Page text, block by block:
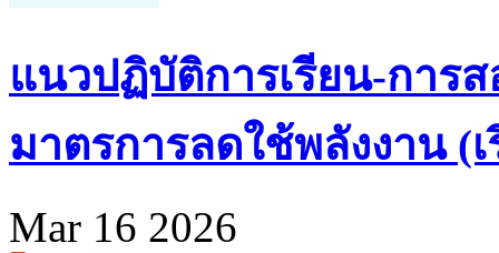
แนวปฏิบัติการเรียน-การ
มาตรการลดใช้พลังงาน (เ
Mar 16 2026